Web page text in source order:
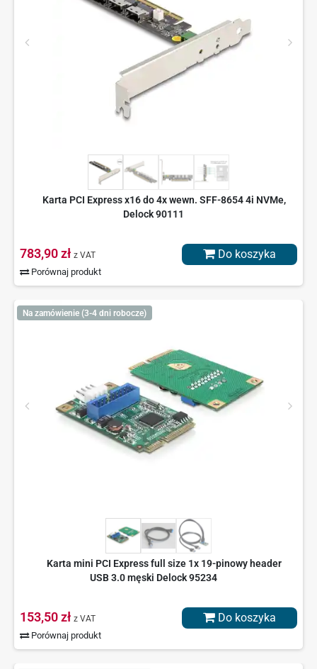
Karta PCI Express x16 do 4x wewn. SFF-8654 4i NVMe,
Delock 90111
783,90 zł z VAT
Porównaj produkt
Do koszyka
Na zamówienie (3-4 dni robocze)
Karta mini PCI Express full size 1x 19-pinowy header
USB 3.0 męski Delock 95234
153,50 zł z VAT
Porównaj produkt
Do koszyka